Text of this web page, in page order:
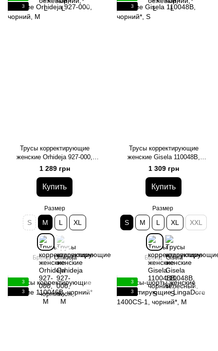
3
Трусы корректирующие
женские Orhideja 927-000,
чорний, M
1 289 грн
Купить
Размер
S M L XL
Бренд Orhideja
3
Трусы корректирующие
женские Gisela 110048B,
чорний*, S
1 309 грн
Купить
Размер
S M L XL XXL
Бренд Gisela
3
3
3
3